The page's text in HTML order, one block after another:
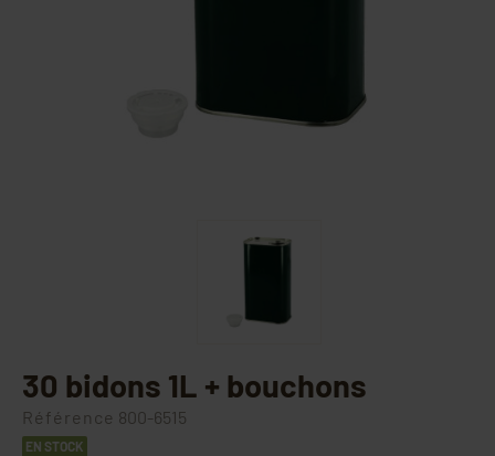
30 bidons 1L + bouchons
Référence 800-6515
EN STOCK